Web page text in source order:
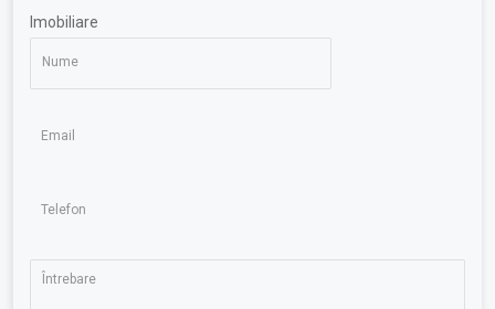
Imobiliare